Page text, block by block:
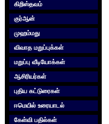
கிறிஸ்தவம்
குர்‍ஆன்
முஹம்மது
விவாத மறுப்புக்கள்
மறுப்பு வீடியோக்கள்
ஆசிரியர்கள்
புதிய கட்டுரைகள்
ஈமெயில் உரையாடல்
கேள்வி பதில்கள்